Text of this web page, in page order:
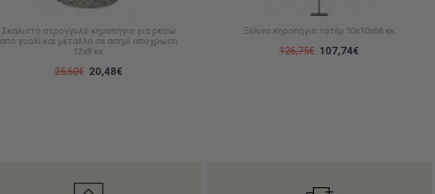
Σκαλιστό στρογγυλό κηροπήγιο για ρεσώ
από γυαλί και μέταλλο σε ασημί απόχρωση
12x8 εκ
25,60€ 20,48€
Ξύλινο κηροπήγιο τοτέμ 10x10x68 εκ
126,75€ 107,74€